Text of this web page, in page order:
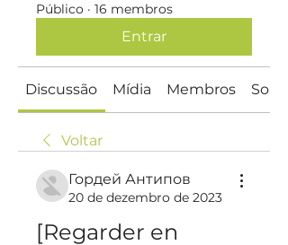
Público · 16 membros
Entrar
Discussão Mídia Membros Sobre
Voltar
Гордей Антипов
20 de dezembro de 2023
[Regarder en